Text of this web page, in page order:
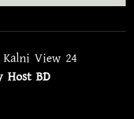
View 24
Host BD